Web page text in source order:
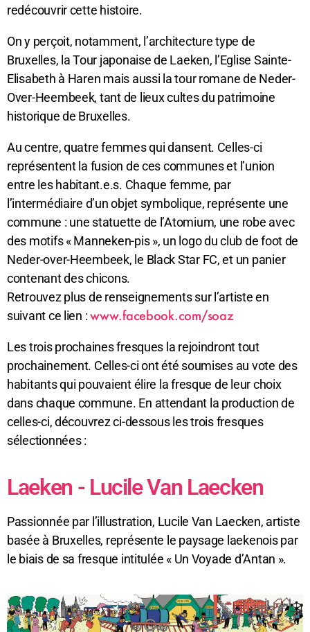
redécouvrir cette histoire.
On y perçoit, notamment, l’architecture type de
Bruxelles, la Tour japonaise de Laeken, l’Eglise Sainte-
Elisabeth à Haren mais aussi la tour romane de Neder-
Over-Heembeek, tant de lieux cultes du patrimoine
historique de Bruxelles.
Au centre, quatre femmes qui dansent. Celles-ci
représentent la fusion de ces communes et l’union
entre les habitant.e.s. Chaque femme, par
l’intermédiaire d’un objet symbolique, représente une
commune : une statuette de l’Atomium, une robe avec
des motifs « Manneken-pis », un logo du club de foot de
Neder-over-Heembeek, le Black Star FC, et un panier
contenant des chicons.
Retrouvez plus de renseignements sur l’artiste en
suivant ce lien :www.facebook.com/soaz
Les trois prochaines fresques la rejoindront tout
prochainement. Celles-ci ont été soumises au vote des
habitants qui pouvaient élire la fresque de leur choix
dans chaque commune. En attendant la production de
celles-ci, découvrez ci-dessous les trois fresques
sélectionnées :
Laeken - Lucile Van Laecken
Passionnée par l’illustration, Lucile Van Laecken, artiste
basée à Bruxelles, représente le paysage laekenois par
le biais de sa fresque intitulée « Un Voyade d’Antan ».